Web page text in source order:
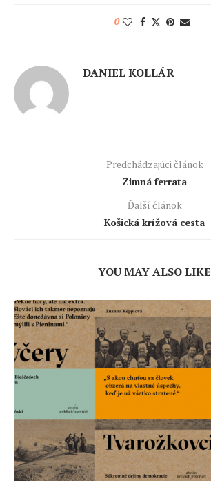
0
DANIEL KOLLÁR
Predchádzajúci článok
Zimná ferrata
Ďalší článok
Košická krížová cesta
YOU MAY ALSO LIKE